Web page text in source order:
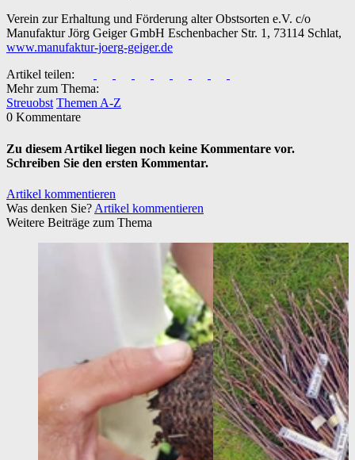
Verein zur Erhaltung und Förderung alter Obstsorten e.V. c/o
Manufaktur Jörg Geiger GmbH Eschenbacher Str. 1, 73114 Schlat,
www.manufaktur-joerg-geiger.de
Artikel teilen:
Mehr zum Thema:
Streuobst Themen A-Z
0 Kommentare
Zu diesem Artikel liegen noch keine Kommentare vor.
Schreiben Sie den ersten Kommentar.
Artikel kommentieren
Was denken Sie? Artikel kommentieren
Weitere Beiträge zum Thema